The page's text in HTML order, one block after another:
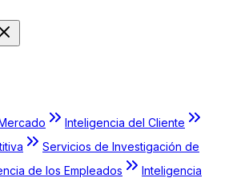
Inteligencia del Cliente
Servicios de Investigación de
de los Empleados
Inteligencia